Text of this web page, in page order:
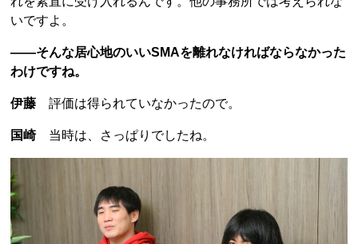
いですよ。
――そんな居心地のいいSMAを離れなければならなかった
わけですね。
伊藤 評価は得られていなかったので。
国崎当時は、さっぱりでしたね。